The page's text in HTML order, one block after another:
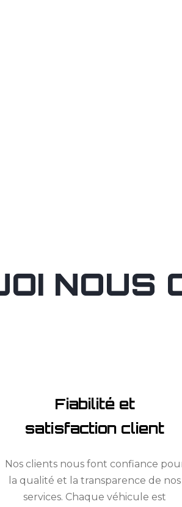
NOUS
Fiabilité et
satisfaction client
Nos clients nous font confiance
la qualité et la transparence de nos
services. Chaque véhicule est